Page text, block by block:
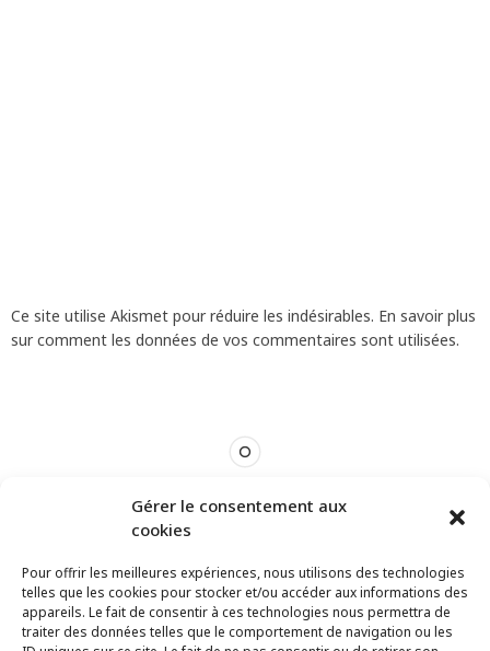
Gérer le consentement aux
cookies
Pour offrir les meilleures expériences, nous utilisons des technologies
telles que les cookies pour stocker et/ou accéder aux informations des
appareils. Le fait de consentir à ces technologies nous permettra de
traiter des données telles que le comportement de navigation ou les
Ce site utilise Akismet pour réduire les indésirables. En savoir plus
sur comment les données de vos commentaires sont utilisées.